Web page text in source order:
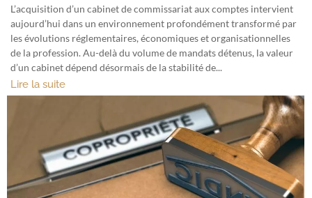
L’acquisition d’un cabinet de commissariat aux comptes intervient
aujourd’hui dans un environnement profondément transformé par
les évolutions réglementaires, économiques et organisationnelles
de la profession. Au-delà du volume de mandats détenus, la valeur
d’un cabinet dépend désormais de la stabilité de...
Lire la suite